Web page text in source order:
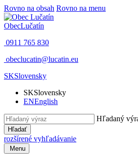
Rovno na obsah Rovno na menu
ObecLučatín
0911 765 830
obeclucatin@lucatin.eu
SKSlovensky
SKSlovensky
ENEnglish
Hľadaný
Hľadať
rozšírené vyhľadávanie
Menu